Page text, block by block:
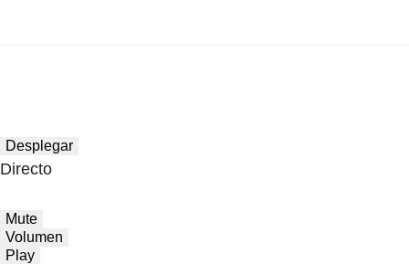
Desplegar
Directo
Mute
Volumen
Play